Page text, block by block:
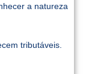
a natureza
tributáveis.